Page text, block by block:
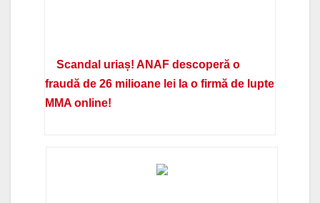
Scandal uriaș! ANAF descoperă o
fraudă de 26 milioane lei la o firmă de lupte
MMA online!